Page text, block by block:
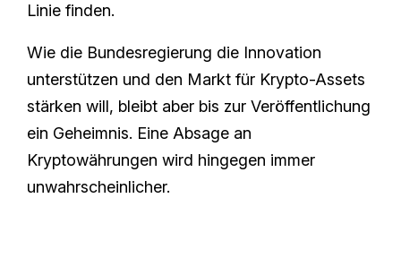
Linie finden.
Wie die Bundesregierung die Innovation
unterstützen und den Markt für Krypto-Assets
stärken will, bleibt aber bis zur Veröffentlichung
ein Geheimnis. Eine Absage an
Kryptowährungen wird hingegen immer
unwahrscheinlicher.